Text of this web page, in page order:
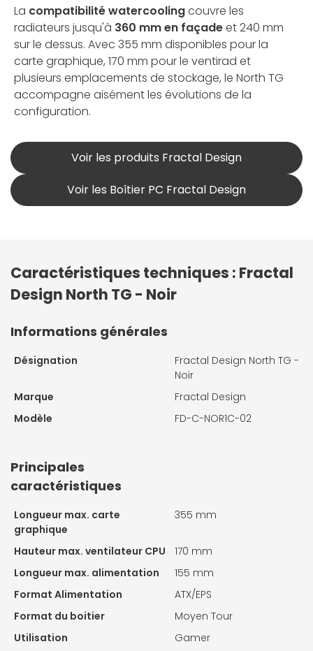
La compatibilité watercoolingcouvre les
radiateurs jusqu'à 360 mm en façadeet 240 mm
sur le dessus. Avec 355 mm disponibles pour la
carte graphique, 170 mm pour le ventirad et
plusieurs emplacements de stockage, le North TG
accompagne aisément les évolutions de la
configuration.
Voir les produits Fractal Design
Voir les Boîtier PC Fractal Design
Caractéristiques techniques : Fractal
Design North TG - Noir
Informations générales
Désignation
Fractal Design North TG -
Noir
Marque
Fractal Design
Modèle
FD-C-NOR1C-02
Principales
caractéristiques
Longueur max. carte
graphique
355 mm
Hauteur max. ventilateur CPU
170 mm
Longueur max. alimentation
155 mm
Format Alimentation
ATX/EPS
Format du boitier
Moyen Tour
Utilisation
Gamer